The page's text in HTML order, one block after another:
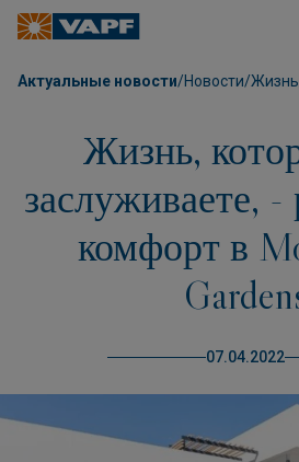
Актуальные новости/Новости/
Жизнь,
заслуживаете,
комфорт в
07.04.2022